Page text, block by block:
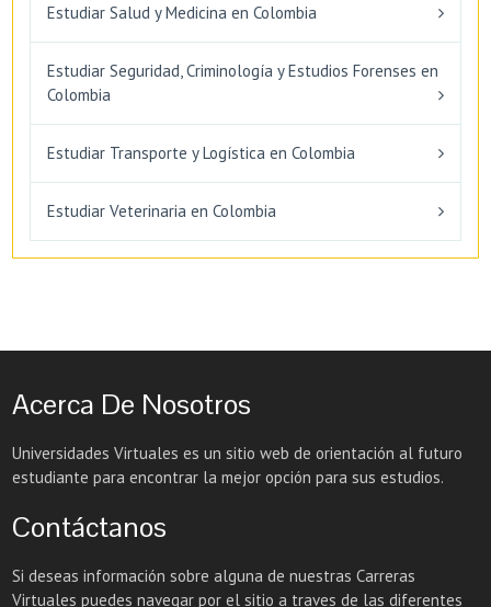
Estudiar Salud y Medicina en Colombia
Estudiar Seguridad, Criminología y Estudios Forenses en
Colombia
Estudiar Transporte y Logística en Colombia
Estudiar Veterinaria en Colombia
Acerca De Nosotros
Universidades Virtuales es un sitio web de orientación al futuro
estudiante para encontrar la mejor opción para sus estudios.
Contáctanos
Si deseas información sobre alguna de nuestras Carreras
Virtuales puedes navegar por el sitio a traves de las diferentes